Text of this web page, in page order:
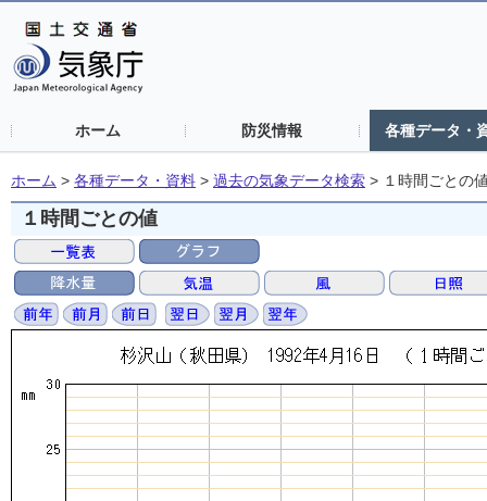
ホーム 防災情報 各種データ・
ホーム > 各種データ・資料 > 過去の気象データ検索 > １時間ごとの
１時間ごとの値